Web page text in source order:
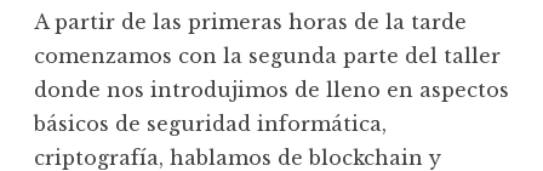
A partir de las primeras horas de la tarde
comenzamos con la segunda parte del taller
donde nos introdujimos de lleno en aspectos
básicos de seguridad informática,
criptografía, hablamos de blockchain y